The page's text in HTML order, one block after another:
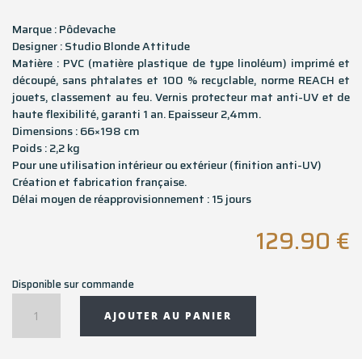
Marque : Pôdevache
Designer : Studio Blonde Attitude
Matière : PVC (matière plastique de type linoléum) imprimé et
découpé, sans phtalates et 100 % recyclable, norme REACH et
jouets, classement au feu. Vernis protecteur mat anti-UV et de
haute flexibilité, garanti 1 an. Epaisseur 2,4mm.
Dimensions : 66×198 cm
Poids : 2,2 kg
Pour une utilisation intérieur ou extérieur (finition anti-UV)
Création et fabrication française.
Délai moyen de réapprovisionnement : 15 jours
129.90 €
Disponible sur commande
Tapis
AJOUTER AU PANIER